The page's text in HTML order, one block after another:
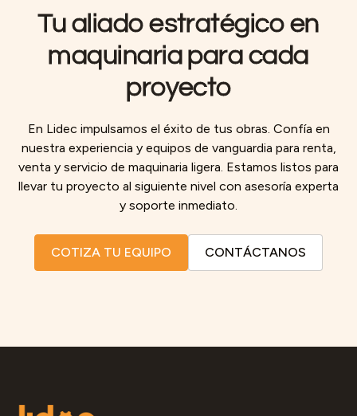
Tu aliado estratégico en
maquinaria para cada
proyecto
En Lidec impulsamos el éxito de tus obras. Confía en
nuestra experiencia y equipos de vanguardia para renta,
venta y servicio de maquinaria ligera. Estamos listos para
llevar tu proyecto al siguiente nivel con asesoría experta
y soporte inmediato.
COTIZA TU EQUIPO CONTÁCTANOS